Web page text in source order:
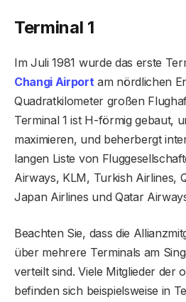
Terminal 1
Im Juli 1981 wurde das erste
Changi Airportam nördlichen
Quadratkilometer großen
Terminal 1 ist H-förmig gebaut,
maximieren, und beherbergt
langen Liste von
Airways, KLM, Turkish Airlines,
Japan Airlines und Qatar
Beachten Sie, dass die
über mehrere Terminals am
verteilt sind. Viele Mitglieder der
befinden sich beispielsweise in